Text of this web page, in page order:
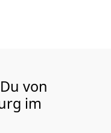
von
im